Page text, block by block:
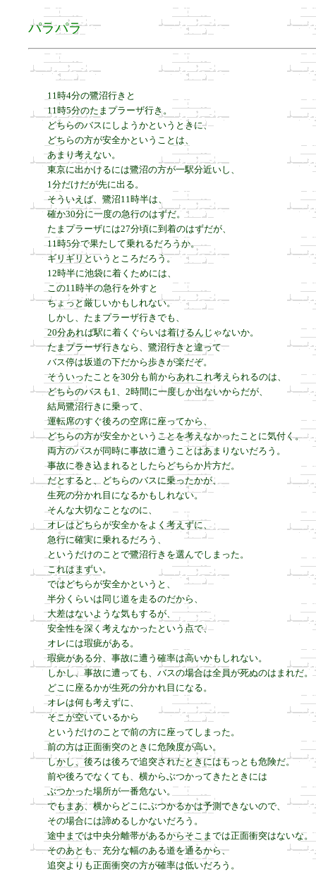
パラパラ
11時4分の鷺沼行きと
11時5分のたまプラーザ行き。
どちらのバスにしようかというときに、
どちらの方が安全かということは、
あまり考えない。
東京に出かけるには鷺沼の方が一駅分近いし、
1分だけだが先に出る。
そういえば、鷺沼11時半は、
確か30分に一度の急行のはずだ。
たまプラーザには27分頃に到着のはずだが、
11時5分で果たして乗れるだろうか。
ギリギリというところだろう。
12時半に池袋に着くためには、
この11時半の急行を外すと
ちょっと厳しいかもしれない。
しかし、たまプラーザ行きでも、
20分あれば駅に着くぐらいは着けるんじゃないか。
たまプラーザ行きなら、鷺沼行きと違って
バス停は坂道の下だから歩きが楽だぞ。
そういったことを30分も前からあれこれ考えられるのは、
どちらのバスも1、2時間に一度しか出ないからだが、
結局鷺沼行きに乗って、
運転席のすぐ後ろの空席に座ってから、
どちらの方が安全かということを考えなかったことに気付く。
両方のバスが同時に事故に遭うことはあまりないだろう。
事故に巻き込まれるとしたらどちらか片方だ。
だとすると、どちらのバスに乗ったかが、
生死の分かれ目になるかもしれない。
そんな大切なことなのに、
オレはどちらが安全かをよく考えずに、
急行に確実に乗れるだろう、
というだけのことで鷺沼行きを選んでしまった。
これはまずい。
ではどちらが安全かというと、
半分くらいは同じ道を走るのだから、
大差はないような気もするが、
安全性を深く考えなかったという点で、
オレには瑕疵がある。
瑕疵がある分、事故に遭う確率は高いかもしれない。
しかし、事故に遭っても、バスの場合は全員が死ぬのはまれだ。
どこに座るかが生死の分かれ目になる。
オレは何も考えずに、
そこが空いているから
というだけのことで前の方に座ってしまった。
前の方は正面衝突のときに危険度が高い。
しかし、後ろは後ろで追突されたときにはもっとも危険だ。
前や後ろでなくても、横からぶつかってきたときには
ぶつかった場所が一番危ない。
でもまあ、横からどこにぶつかるかは予測できないので、
その場合には諦めるしかないだろう。
途中までは中央分離帯があるからそこまでは正面衝突はないな。
そのあとも、充分な幅のある道を通るから、
追突よりも正面衝突の方が確率は低いだろう。